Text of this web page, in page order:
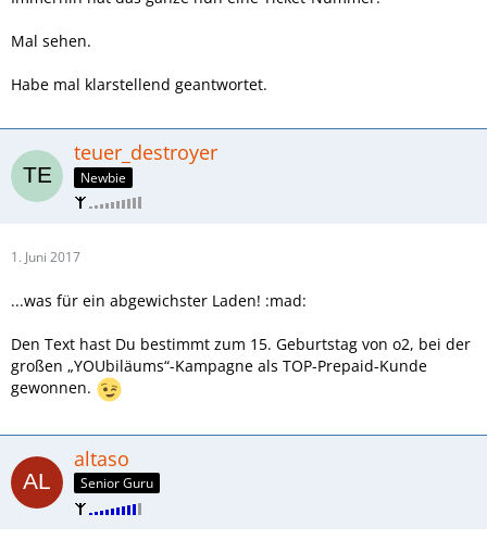
Mal sehen.
Habe mal klarstellend geantwortet.
teuer_destroyer
Newbie
1. Juni 2017
...was für ein abgewichster Laden! :mad:
Den Text hast Du bestimmt zum 15. Geburtstag von o2, bei der
großen „YOUbiläums“-Kampagne als TOP-Prepaid-Kunde
gewonnen.
altaso
Senior Guru